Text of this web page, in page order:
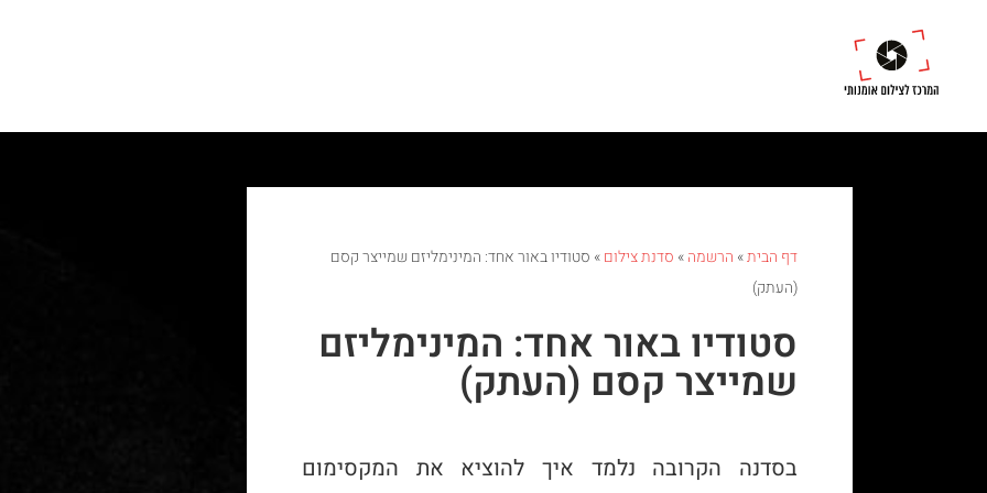
דף הבית» הרשמה» סדנת צילום» סטודיו באור אחד: המינימליזם שמייצר קסם
(העתק)
סטודיו באור אחד: המינימליזם
שמייצר קסם (העתק)
בסדנה הקרובה נלמד איך להוציא את המקסימום